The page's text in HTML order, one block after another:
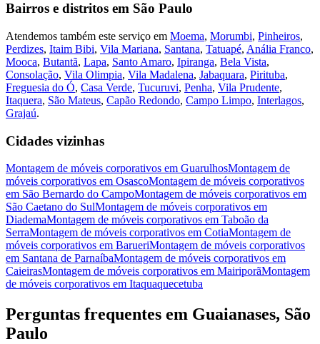
Bairros e distritos em São Paulo
Atendemos também este serviço em Moema, Morumbi, Pinheiros,
Perdizes, Itaim Bibi, Vila Mariana, Santana, Tatuapé, Anália Franco,
Mooca, Butantã, Lapa, Santo Amaro, Ipiranga, Bela Vista,
Consolação, Vila Olimpia, Vila Madalena, Jabaquara, Pirituba,
Freguesia do Ó, Casa Verde, Tucuruvi, Penha, Vila Prudente,
Itaquera, São Mateus, Capão Redondo, Campo Limpo, Interlagos,
Grajaú.
Cidades vizinhas
Montagem de móveis corporativos em GuarulhosMontagem de
móveis corporativos em OsascoMontagem de móveis corporativos
em São Bernardo do CampoMontagem de móveis corporativos em
São Caetano do SulMontagem de móveis corporativos em
DiademaMontagem de móveis corporativos em Taboão da
SerraMontagem de móveis corporativos em CotiaMontagem de
móveis corporativos em BarueriMontagem de móveis corporativos
em Santana de ParnaíbaMontagem de móveis corporativos em
CaieirasMontagem de móveis corporativos em MairiporãMontagem
de móveis corporativos em Itaquaquecetuba
Perguntas frequentes em Guaianases, São
Paulo